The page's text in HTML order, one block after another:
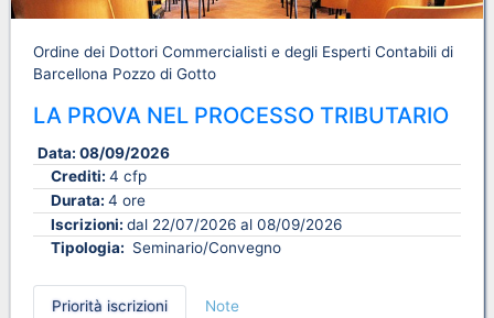
Ordine dei Dottori Commercialisti e degli Esperti Contabili di
Barcellona Pozzo di Gotto
LA PROVA NEL PROCESSO TRIBUTARIO
Data: 08/09/2026
Crediti: 4 cfp
Durata: 4 ore
Iscrizioni: dal 22/07/2026 al 08/09/2026
Tipologia: Seminario/Convegno
Priorità iscrizioni
Note